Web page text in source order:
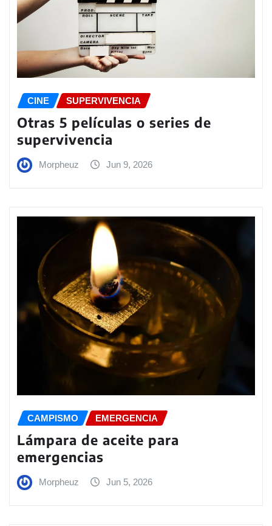
CINE SUPERVIVENCIA
Otras 5 películas o series de
supervivencia
Morpheuz Jun 9, 2026
CAMPISMO EMERGENCIA
Lámpara de aceite para
emergencias
Morpheuz Jun 5, 2026